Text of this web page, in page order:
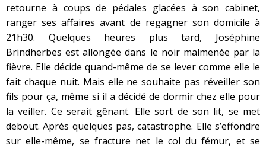
retourne à coups de pédales glacées à son cabinet,
ranger ses affaires avant de regagner son domicile à
21h30. Quelques heures plus tard, Joséphine
Brindherbes est allongée dans le noir malmenée par la
fièvre. Elle décide quand-même de se lever comme elle le
fait chaque nuit. Mais elle ne souhaite pas réveiller son
fils pour ça, même si il a décidé de dormir chez elle pour
la veiller. Ce serait gênant. Elle sort de son lit, se met
debout. Après quelques pas, catastrophe. Elle s’effondre
sur elle-même, se fracture net le col du fémur, et se